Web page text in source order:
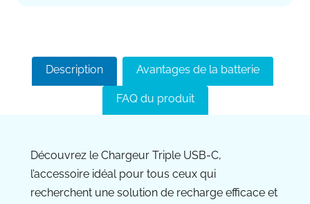
Description Avantages de la batterie
FAQ du produit
Découvrez le Chargeur Triple USB-C,
l’accessoire idéal pour tous ceux qui
recherchent une solution de recharge efficace et